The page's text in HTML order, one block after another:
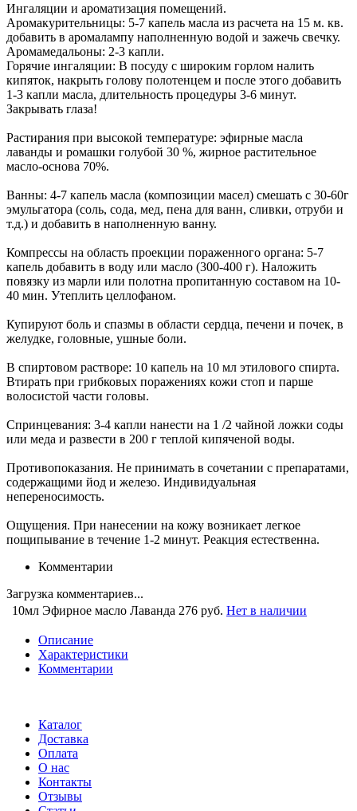
Ингаляции и ароматизация помещений.
Аромакурительницы: 5-7 капель масла из расчета на 15 м. кв.
добавить в аромалампу наполненную водой и зажечь свечку.
Аромамедальоны: 2-3 капли.
Горячие ингаляции: В посуду с широким горлом налить
кипяток, накрыть голову полотенцем и после этого добавить
1-3 капли масла, длительность процедуры 3-6 минут.
Закрывать глаза!
Растирания при высокой температуре: эфирные масла
лаванды и ромашки голубой 30 %, жирное растительное
масло-основа 70%.
Ванны: 4-7 капель масла (композиции масел) смешать с 30-60г
эмульгатора (соль, сода, мед, пена для ванн, сливки, отруби и
т.д.) и добавить в наполненную ванну.
Компрессы на область проекции пораженного органа: 5-7
капель добавить в воду или масло (300-400 г). Наложить
повязку из марли или полотна пропитанную составом на 10-
40 мин. Утеплить целлофаном.
Купируют боль и спазмы в области сердца, печени и почек, в
желудке, головные, ушные боли.
В спиртовом растворе: 10 капель на 10 мл этилового спирта.
Втирать при грибковых поражениях кожи стоп и парше
волосистой части головы.
Спринцевания: 3-4 капли нанести на 1 /2 чайной ложки соды
или меда и развести в 200 г теплой кипяченой воды.
Противопоказания. Не принимать в сочетании с препаратами,
содержащими йод и железо. Индивидуальная
непереносимость.
Ощущения. При нанесении на кожу возникает легкое
пощипывание в течение 1-2 минут. Реакция естественна.
Комментарии
Загрузка комментариев...
10мл Эфирное масло Лаванда 276 руб. Нет в наличии
Описание
Характеристики
Комментарии
Каталог
Доставка
Оплата
О нас
Контакты
Отзывы